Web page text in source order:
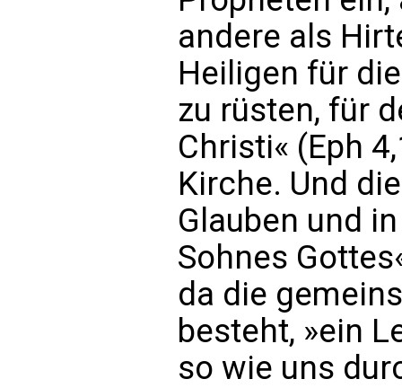
andere als
Heiligen für
zu rüsten, für
Christi« (Eph
Kirche. Und
Glauben und
Sohnes
da die
besteht, »ein
so wie uns